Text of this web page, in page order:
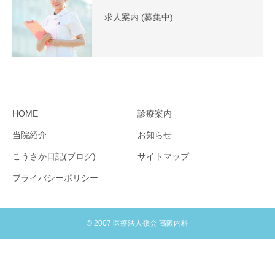
求人案内 (募集中)
HOME 診療案内
当院紹介 お知らせ
こうさか日記(ブログ) サイトマップ
プライバシーポリシー
© 2007 医療法人嶺会 髙阪内科